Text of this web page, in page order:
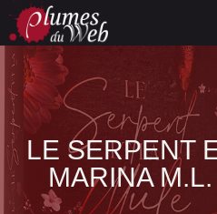
Aller
contenu
LE SERPENT
MARINA